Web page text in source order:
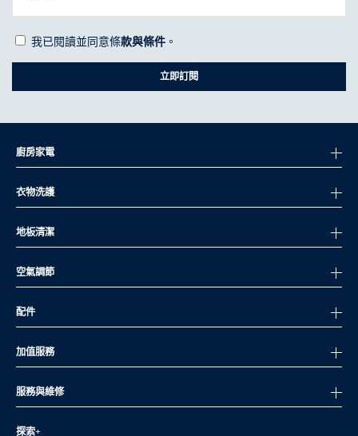
細菌與病毒。對過敏體質者尤其友好，為您打造更清新、更健康的
能源消耗，也減少碳足跡與電費支出。讓您在舒適居家的同時，也
為地球盡一份力。
耐用可靠，維護簡便
介面與簡單維護方式，長期使用也能保持高效除濕效果。無論您是
新手或家庭用戶，都能輕鬆上手。
客戶支援與保固安心保障
您使用更安心。如有任何疑問或需要協助，我們的服務團隊隨時為
您服務。
我已閱讀並同意條款與條件 。
立即訂閱
廚房家電
衣物洗護
地板清潔
空氣調節
配件
加值服務
服務與維修
探索+